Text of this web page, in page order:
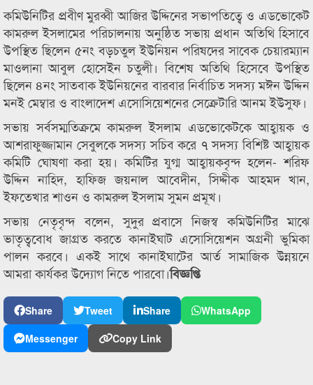
কমিউনিটির প্রবীণ মুরব্বী আজির উদ্দিনের সভাপতিত্বে ও এডভোকেট
কামরুল ইসলামের পরিচালনায় অনুষ্ঠিত সভায় প্রধান অতিথি হিসাবে
উপস্থিত ছিলেন ৫নং বড়চতুল ইউনিয়ন পরিষদের সাবেক চেয়ারম্যান
মাওলানা আবুল হোসেইন চতুলী। বিশেষ অতিথি হিসেবে উপস্থিত
ছিলেন ৪নং সাতবাক ইউনিয়নের বারবার নির্বাচিত সদস্য মঈন উদ্দিন
মনই মেম্বার ও বাংলাদেশ এসোসিয়েশনের সেক্রেটারি আনম ইউসুফ।
সভায় সর্বসম্মতিক্রমে কামরুল ইসলাম এডভোকেটকে আহ্বায়ক ও
আশরাফুজ্জামান সেবুলকে সদস্য সচিব করে ৭ সদস্য বিশিষ্ট আহ্বায়ক
কমিটি ঘোষণা করা হয়। কমিটির যুগ্ম আহ্বায়কবৃন্দ হলেন- শরিফ
উদ্দিন নাহিদ, হাফিজ জয়নাল আবেদীন, সিদ্দীক আহমদ খান,
ইফতেখার শাওন ও কামরুল ইসলাম সুমন প্রমূখ।
সভায় নেতৃবৃন্দ বলেন, সুদুর প্রবাসে নিজস্ব কমিউনিটির মাঝে
ভাতৃত্ববোধ জাগ্রত করতে কানাইঘাট এসোসিয়েশন অগ্রনী ভুমিকা
পালন করবে। একই সাথে কানাইঘাটের আর্ত সামাজিক উন্নয়নে
আমরা কার্যকর উদ্যোগ নিতে পারবো।বিজ্ঞপ্তি
Share Tweet Share
WhatsApp
Messenger
Copy Link